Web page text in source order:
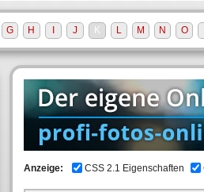
Anzeige: CSS 2.1 Eigenschaften
G H J K L M N O